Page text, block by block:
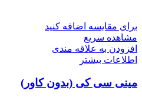
برای مقایسه اضافه کنید
مشاهده سریع
افزودن به علاقه مندی
اطلاعات بیشتر
مینی سی كى (بدون كاور)